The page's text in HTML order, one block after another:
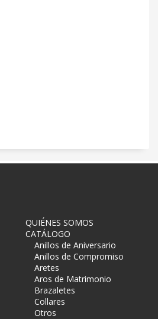
QUIÉNES SOMOS
CATÁLOGO
Anillos de Aniversario
Anillos de Compromiso
Aretes
Aros de Matrimonio
Brazaletes
Collares
Otros